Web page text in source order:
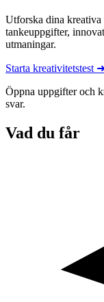
Utforska dina kreativa
tankeuppgifter,
utmaningar.
Starta kreativitetstest
Öppna uppgifter och
svar.
Vad du får